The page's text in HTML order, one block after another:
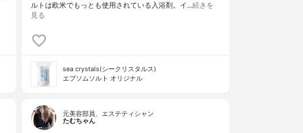
ルトは欧米でもっとも使用されている入浴剤。イ…続きを
見る
sea crystals(シークリスタルス)
エプソムソルト オリジナル
元美容部員、エステティシャン
たむちゃん